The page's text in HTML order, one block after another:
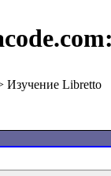
Изучение Libretto